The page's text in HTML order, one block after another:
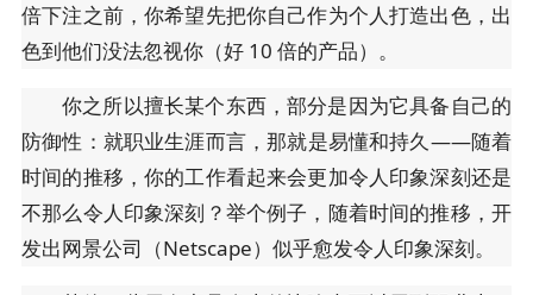
倍下注之前，你希望先把你自己作为个人打造出色，出
色到他们没法忽视你（好 10 倍的产品）。
你之所以擅长某个东西，部分是因为它具备自己的
防御性：就职业生涯而言，那就是易懂和持久——随着
时间的推移，你的工作看起来会更加令人印象深刻还是
不那么令人印象深刻？举个例子，随着时间的推移，开
发出网景公司（Netscape）似乎愈发令人印象深刻。